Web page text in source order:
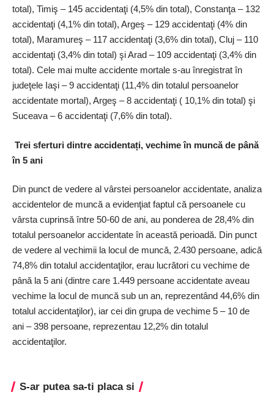
total), Timiş – 145 accidentaţi (4,5% din total), Constanţa – 132
accidentaţi (4,1% din total), Argeş – 129 accidentaţi (4% din
total), Maramureş – 117 accidentaţi (3,6% din total), Cluj – 110
accidentaţi (3,4% din total) şi Arad – 109 accidentaţi (3,4% din
total). Cele mai multe accidente mortale s-au înregistrat în
judeţele Iaşi – 9 accidentaţi (11,4% din totalul persoanelor
accidentate mortal), Argeş – 8 accidentaţi ( 10,1% din total) şi
Suceava – 6 accidentaţi (7,6% din total).
Trei sferturi dintre accidentați, vechime în muncă de până
în 5 ani
Din punct de vedere al vârstei persoanelor accidentate, analiza
accidentelor de muncă a evidenţiat faptul că persoanele cu
vârsta cuprinsă între 50-60 de ani, au ponderea de 28,4% din
totalul persoanelor accidentate în această perioadă. Din punct
de vedere al vechimii la locul de muncă, 2.430 persoane, adică
74,8% din totalul accidentaţilor, erau lucrători cu vechime de
până la 5 ani (dintre care 1.449 persoane accidentate aveau
vechime la locul de muncă sub un an, reprezentând 44,6% din
totalul accidentaţilor), iar cei din grupa de vechime 5 – 10 de
ani – 398 persoane, reprezentau 12,2% din totalul
accidentaţilor.
S-ar putea sa-ti placa si